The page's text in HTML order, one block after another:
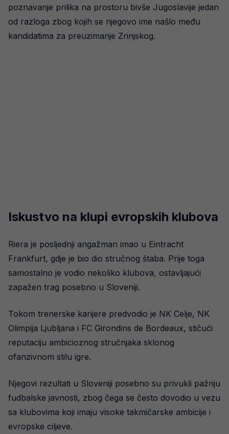
poznavanje prilika na prostoru bivše Jugoslavije jedan
od razloga zbog kojih se njegovo ime našlo među
kandidatima za preuzimanje Zrinjskog.
Iskustvo na klupi evropskih klubova
Riera je posljednji angažman imao u Eintracht
Frankfurt, gdje je bio dio stručnog štaba. Prije toga
samostalno je vodio nekoliko klubova, ostavljajući
zapažen trag posebno u Sloveniji.
Tokom trenerske karijere predvodio je NK Celje, NK
Olimpija Ljubljana i FC Girondins de Bordeaux, stičući
reputaciju ambicioznog stručnjaka sklonog
ofanzivnom stilu igre.
Njegovi rezultati u Sloveniji posebno su privukli pažnju
fudbalske javnosti, zbog čega se često dovodio u vezu
sa klubovima koji imaju visoke takmičarske ambicije i
evropske ciljeve.